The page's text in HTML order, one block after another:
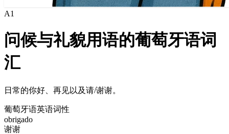
A1
问候与礼貌用语的葡萄牙语词
汇
日常的你好、再见以及请/谢谢。
葡萄牙语英语词性
obrigado
谢谢